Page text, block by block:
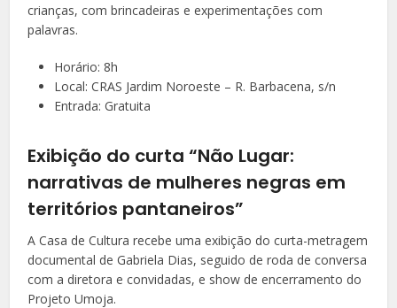
crianças, com brincadeiras e experimentações com
palavras.
Horário: 8h
Local: CRAS Jardim Noroeste – R. Barbacena, s/n
Entrada: Gratuita
Exibição do curta “Não Lugar:
narrativas de mulheres negras em
territórios pantaneiros”
A Casa de Cultura recebe uma exibição do curta-metragem
documental de Gabriela Dias, seguido de roda de conversa
com a diretora e convidadas, e show de encerramento do
Projeto Umoja.